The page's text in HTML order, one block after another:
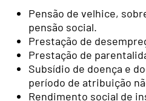
Pensão de velhice,
pensão social.
Prestação de
Prestação de
Subsídio de doença e
período de atribuição
Rendimento social de